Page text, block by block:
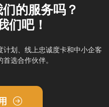
的服务吗？
们吧！
划、线上忠诚度卡和中小企客
选合作伙伴。